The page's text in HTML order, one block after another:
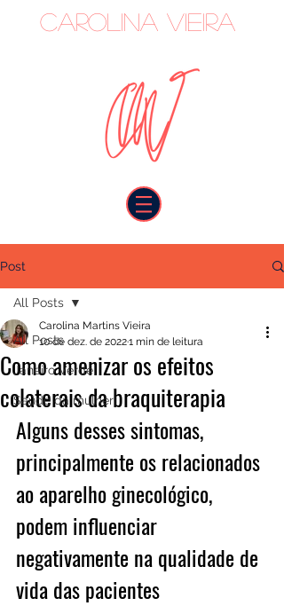
Carolina Vieira
Post
All Posts
Janeiro Verde
Saúde da mulher
All Posts
Como amenizar os efeitos
colaterais da braquiterapia
Carolina Martins Vieira
10 de dez. de 20221 min de leitura
Alguns desses sintomas,
principalmente os relacionados
ao aparelho ginecológico,
podem influenciar
negativamente na qualidade de
vida das pacientes